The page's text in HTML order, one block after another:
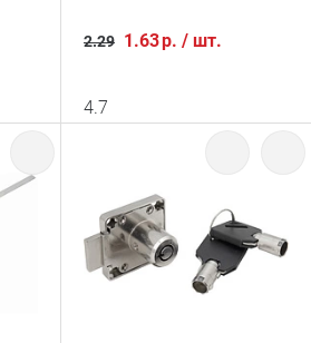
2.29 1.63р. / шт.
4.7